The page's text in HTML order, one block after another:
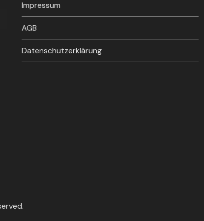
Impressum
AGB
Datenschutzerklärung